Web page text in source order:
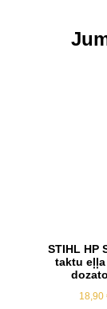
STIHL HP
taktu eļļa
18,90